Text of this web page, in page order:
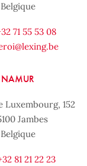
Belgique
71 55 53 08
NAMUR
Luxembourg, 152
Jambes
Belgique
81 21 22 23